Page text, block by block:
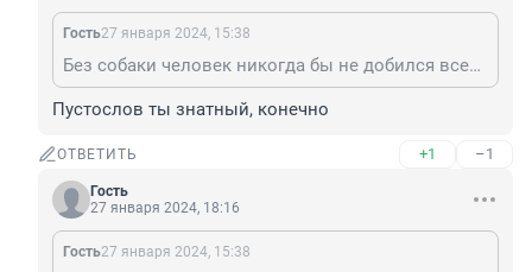
Гость27 января 2024, 15:38
Без собаки человек никогда бы не добился всех тех благ, которые сейчас имеет. В самом начале своего развития был бы съеден и растерзан дикими животными, умер бы с голоду и замёрз на смерть. Как историк могу сказать, что своей эволюции и выживанию человечество во многом обязано псовым. Но в странах, где цивилизацией и не пахнет, люди в большинстве своем по сути хуже животных, ибо именно гуманное отношение к любой живой твари определяет уровень развития человека. Судя по комментариям, в нашем городе у большинства он стремится к нулю. Вопрос с бродячими животными решать нужно, но только разумно и гуманно. И не говорите, что вам больше людей жалко, человек, который жаждет расправы над животным, более чем способен к уничтожению себе подобных и лишь сдерживают свою звериную натуру.
Пустослов ты знатный, конечно
ОТВЕТИТЬ +1 –1
Гость
27 января 2024, 18:16
Гость27 января 2024, 15:38